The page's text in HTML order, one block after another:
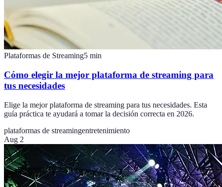
Plataformas de Streaming5 min
Cómo elegir la mejor plataforma de streaming para
tus necesidades
Elige la mejor plataforma de streaming para tus necesidades. Esta
guía práctica te ayudará a tomar la decisión correcta en 2026.
plataformas de streamingentretenimiento
Aug 2